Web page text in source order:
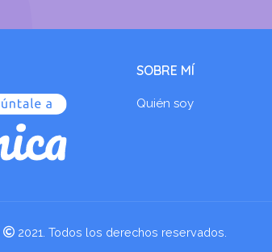
SOBRE MÍ
Quién soy
2021. Todos los derechos reservados.